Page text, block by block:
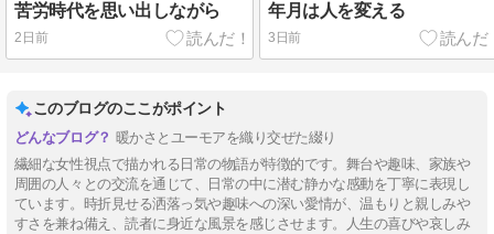
苦労時代を思い出しながら
2日前
年月は人を変える
3日前
このブログのここがポイント
暖かさとユーモアを織り交ぜた綴り
繊細な女性視点で描かれる日常の物語が特徴的です。舞台や趣味、家族や
周囲の人々との交流を通じて、日常の中に潜む静かな感動を丁寧に表現し
ています。時折見せる洒落っ気や趣味への深い愛情が、温もりと親しみや
すさを兼ね備え、読者に身近な風景を感じさせます。人生の喜びや哀しみ